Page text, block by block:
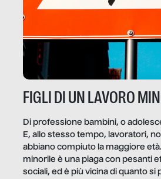
FIGLI DI UN LAVORO
Di professione bambini, o
E, allo stesso tempo, lavoratori,
abbiano compiuto la maggiore
minorile è una piaga con pesanti
sociali, ed è più vicina di quanto si